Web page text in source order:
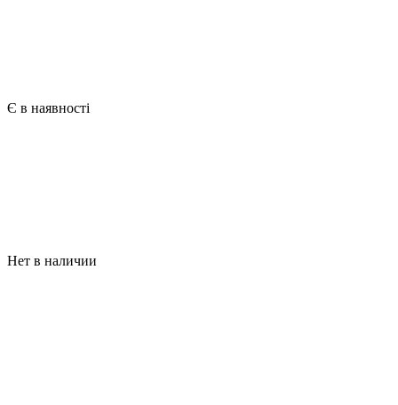
Є в наявності
Нет в наличии